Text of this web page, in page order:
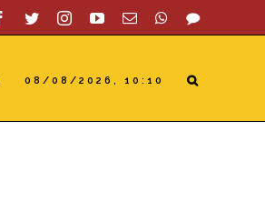
Facebook
TwitterInstagramYouTube
Email WhatsApp
SAC
08/08/2026, 10:10